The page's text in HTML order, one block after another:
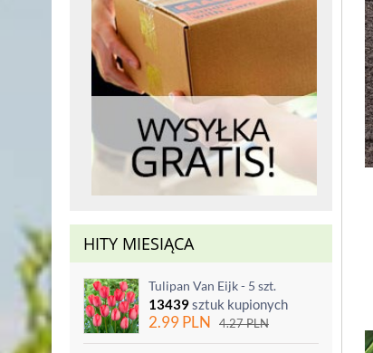
HITY MIESIĄCA
Tulipan Van Eijk - 5 szt.
13439sztuk kupionych
2.99PLN 4.27PLN